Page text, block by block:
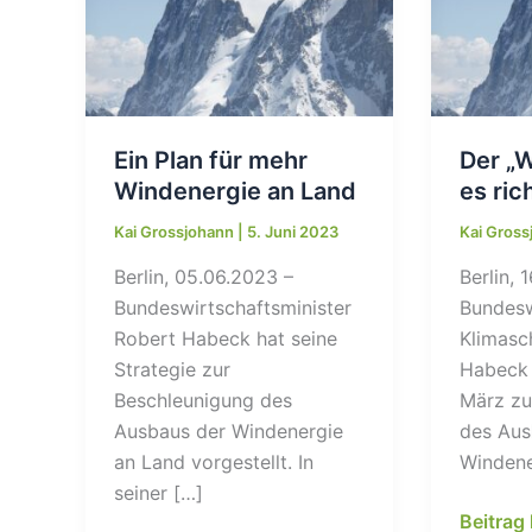
Ein Plan für mehr
Windenergie an Land
Kai Grossjohann 5. Juni 2023
Berlin, 05.06.2023 –
Bundeswirtschaftsminister
Robert Habeck hat seine
Strategie zur
Beschleunigung des
Ausbaus der Windenergie
an Land vorgestellt. In
seiner […]
Der
es
Kai
Berlin,
März
des
Der
Beitrag